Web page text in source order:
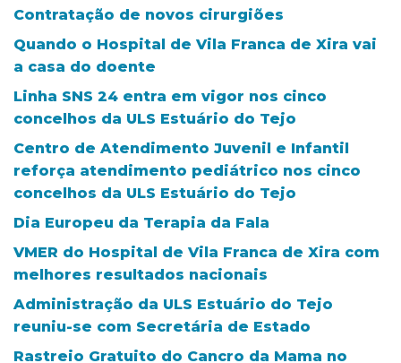
Contratação de novos cirurgiões
Quando o Hospital de Vila Franca de Xira vai
a casa do doente
Linha SNS 24 entra em vigor nos cinco
concelhos da ULS Estuário do Tejo
Centro de Atendimento Juvenil e Infantil
reforça atendimento pediátrico nos cinco
concelhos da ULS Estuário do Tejo
Dia Europeu da Terapia da Fala
VMER do Hospital de Vila Franca de Xira com
melhores resultados nacionais
Administração da ULS Estuário do Tejo
reuniu-se com Secretária de Estado
Rastreio Gratuito do Cancro da Mama no